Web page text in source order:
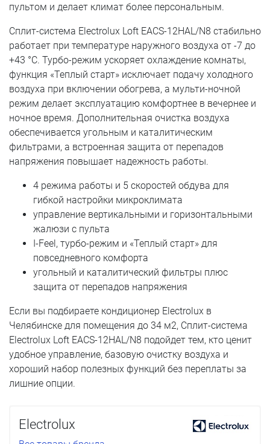
пультом и делает климат более персональным.
Сплит-система Electrolux Loft EACS-12HAL/N8 стабильно
работает при температуре наружного воздуха от -7 до
+43 °C. Турбо-режим ускоряет охлаждение комнаты,
функция «Теплый старт» исключает подачу холодного
воздуха при включении обогрева, а мульти-ночной
режим делает эксплуатацию комфортнее в вечернее и
ночное время. Дополнительная очистка воздуха
обеспечивается угольным и каталитическим
фильтрами, а встроенная защита от перепадов
напряжения повышает надежность работы.
4 режима работы и 5 скоростей обдува для
гибкой настройки микроклимата
управление вертикальными и горизонтальными
жалюзи с пульта
I-Feel, турбо-режим и «Теплый старт» для
повседневного комфорта
угольный и каталитический фильтры плюс
защита от перепадов напряжения
Если вы подбираете кондиционер Electrolux в
Челябинске для помещения до 34 м2, Сплит-система
Electrolux Loft EACS-12HAL/N8 подойдет тем, кто ценит
удобное управление, базовую очистку воздуха и
хороший набор полезных функций без переплаты за
лишние опции.
Electrolux